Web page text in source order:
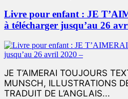
Livre pour enfant : JE
à télécharger jusqu’au 26
JE T’AIMERAI TOUJOURS
MUNSCH, ILLUSTRATIONS
TRADUIT DE L’ANGLAIS...